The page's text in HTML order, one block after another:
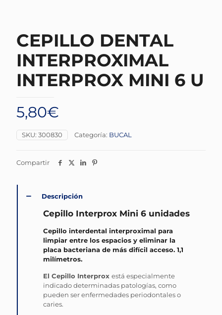
CEPILLO DENTAL
INTERPROXIMAL
INTERPROX MINI 6 U
5,80€
SKU: 300830 Categoría: BUCAL
Compartir
Descripción
Cepillo Interprox Mini 6 unidades
Cepillo interdental interproximal para
limpiar entre los espacios y eliminar la
placa bacteriana de más difícil acceso. 1,1
milímetros.
El Cepillo Interproxestá especialmente
indicado determinadas patologías, como
pueden ser enfermedades periodontales o
caries.